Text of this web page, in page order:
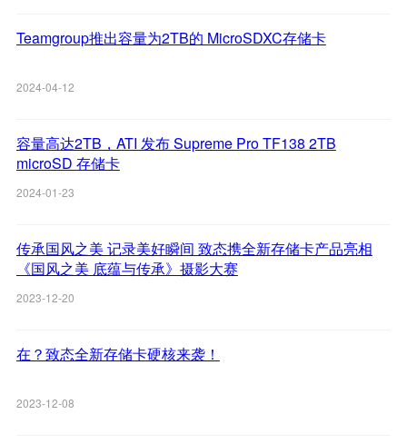
Teamgroup推出容量为2TB的 MicroSDXC存储卡
2024-04-12
容量高达2TB，ATI 发布 Supreme Pro TF138 2TB
microSD 存储卡
2024-01-23
传承国风之美 记录美好瞬间 致态携全新存储卡产品亮相
《国风之美 底蕴与传承》摄影大赛
2023-12-20
在？致态全新存储卡硬核来袭！
2023-12-08